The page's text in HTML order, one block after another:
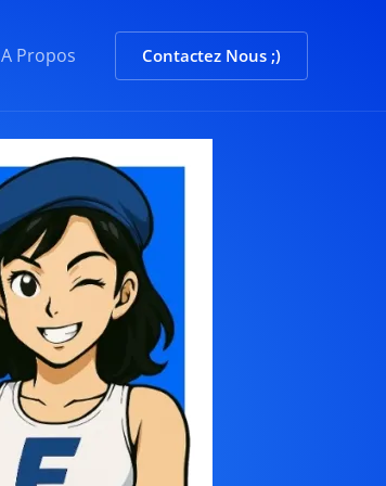
A Propos Contactez Nous ;)